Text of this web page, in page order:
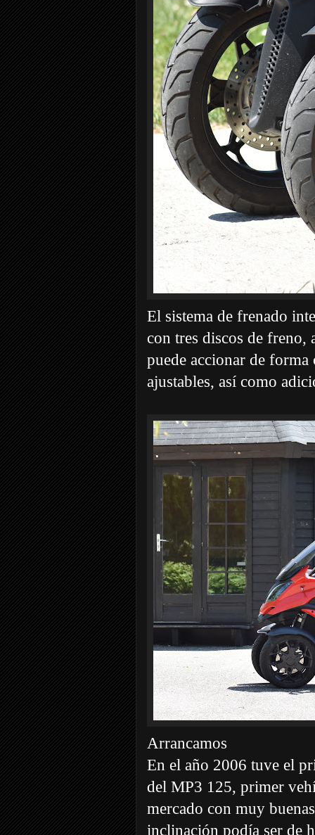
El sistema de frenado
con tres discos de freno,
puede accionar de forma
ajustables, así como
Arrancamos
En el año 2006 tuve el
del MP3 125, primer
mercado con muy
inclinación podía ser de